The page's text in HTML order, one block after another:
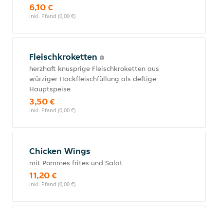
6,10 €
inkl. Pfand (0,00 €)
Fleischkroketten
herzhaft knusprige Fleischkroketten aus
würziger Hackfleischfüllung als deftige
Hauptspeise
3,50 €
inkl. Pfand (0,00 €)
Chicken Wings
mit Pommes frites und Salat
11,20 €
inkl. Pfand (0,00 €)